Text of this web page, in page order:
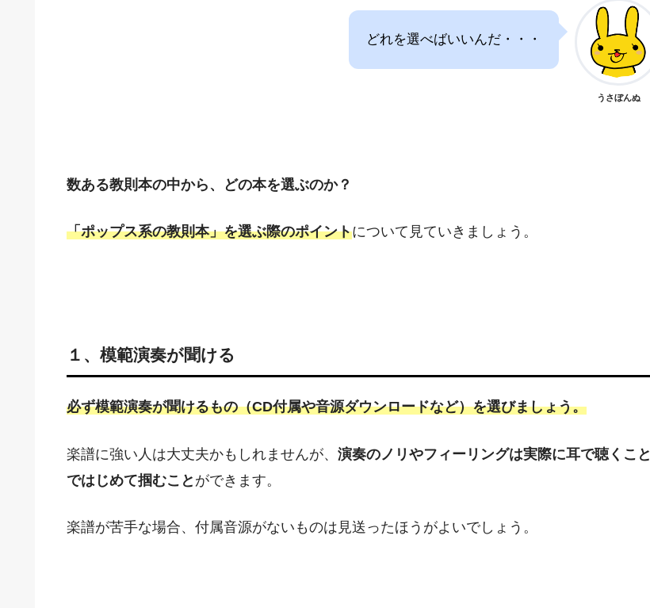
どれを選べばいいんだ・・・
うさぼんぬ
数ある教則本の中から、どの本を選ぶのか？
「ポップス系の教則本」を選ぶ際のポイントについて見ていきましょう。
１、模範演奏が聞ける
必ず模範演奏が聞けるもの（CD付属や音源ダウンロードなど）を選びましょう。
楽譜に強い人は大丈夫かもしれませんが、 演奏のノリやフィーリングは実際に耳で聴くこと
ではじめて掴むこと ができます。
楽譜が苦手な場合、付属音源がないものは見送ったほうがよいでしょう。